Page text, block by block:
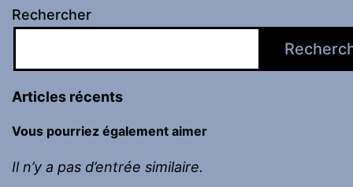
Rechercher
Articles récents
Vous pourriez également aimer
Il n’y a pas d’entrée similaire.